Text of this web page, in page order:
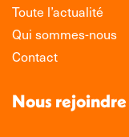
Toute l’actualité
Qui sommes-nous
Contact
Nous rejoindre